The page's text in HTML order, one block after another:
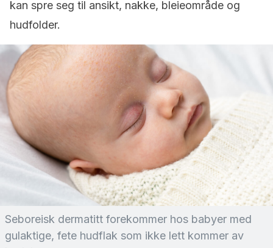
kan spre seg til ansikt, nakke, bleieområde og
hudfolder.
Seboreisk dermatitt forekommer hos babyer med
gulaktige, fete hudflak som ikke lett kommer av